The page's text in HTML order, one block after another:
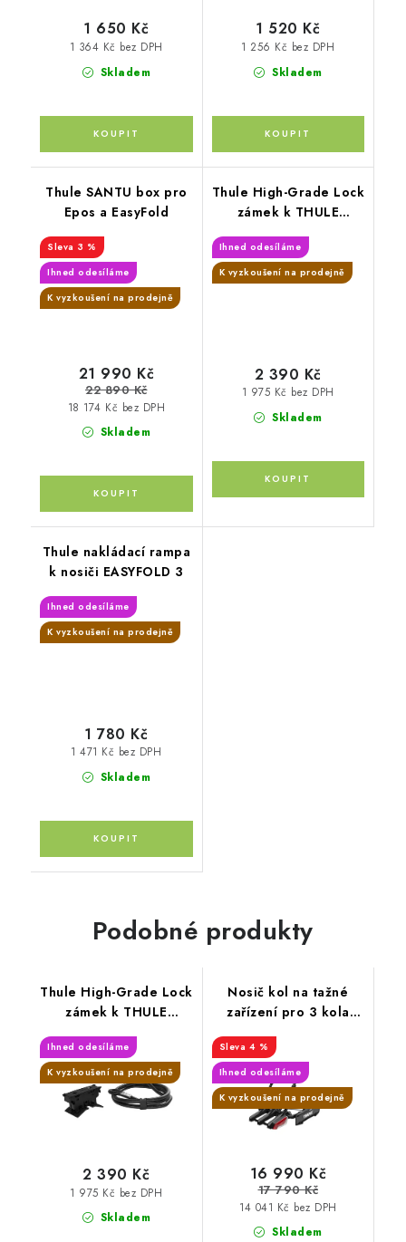
Skladem
1 364 Kč bez DPH
1 650 Kč
Skladem
1 256 Kč bez DPH
1 520 Kč
Thule SANTU box pro
Epos a EasyFold
3 %
Ihned odesíláme
K vyzkoušení na prodejně
Skladem
18 174 Kč bez DPH
21 990 Kč
22 890 Kč
Thule High-Grade Lock
zámek k THULE
Ihned odesíláme
K vyzkoušení na prodejně
Skladem
1 975 Kč bez DPH
2 390 Kč
Thule nakládací rampa
k nosiči EASYFOLD 3
Ihned odesíláme
K vyzkoušení na prodejně
Skladem
1 471 Kč bez DPH
1 780 Kč
Podobné produkty
Thule High-Grade Lock
zámek k THULE
EasyFold 3
Ihned odesíláme
K vyzkoušení na prodejně
Skladem
1 975 Kč bez DPH
2 390 Kč
Nosič kol na tažné
zařízení pro 3 kola
Thule OutPace
4 %
Ihned odesíláme
K vyzkoušení na prodejně
Skladem
14 041 Kč bez DPH
16 990 Kč
17 790 Kč